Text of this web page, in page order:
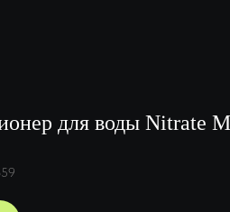
для воды Nitrate